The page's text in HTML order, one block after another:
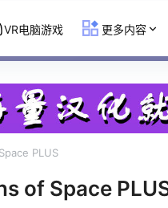
VR电脑游戏 更多内容
PLUS
of Space